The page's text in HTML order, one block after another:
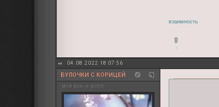
взаимность
0
04.08.2022 18:07:56
БУЛОЧКИ С КОРИЦЕЙ
мой рок-н-ролл